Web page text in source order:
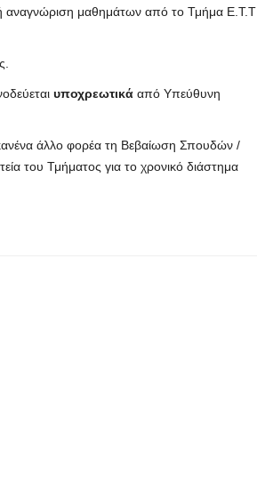
αναγνώριση μαθημάτων από το Τμήμα Ε.Τ.Τ
υποχρεωτικά από Υπεύθυνη
άλλο φορέα τη Βεβαίωση Σπουδών /
του Τμήματος για το χρονικό διάστημα